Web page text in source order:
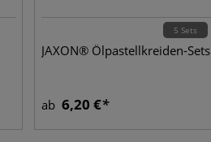
5 Sets
JAXON® Ölpastellkreiden-Sets
ab 6,20 €